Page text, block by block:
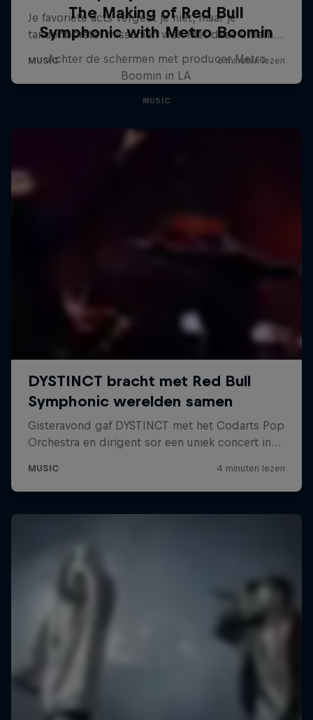
The Making of Red Bull
Symphonic with Metro Boomin
Achter de schermen met producer Metro
Boomin in LA
MUSIC